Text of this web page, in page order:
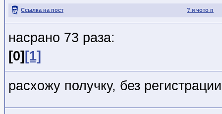
? я чото п
Ссылка на пост
насрано 73 раза:
[0] [1]
расхожу получку, без